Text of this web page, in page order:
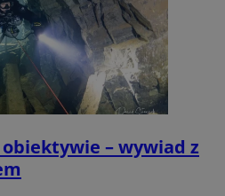
– wywiad z